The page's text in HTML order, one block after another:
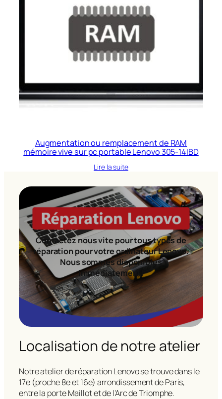
Augmentation ou remplacement de RAM
mémoire vive sur pc portable Lenovo 305-14IBD
Lire la suite
Contactez nous vite pour tous types de
réparation pour votre ordinateur Lenovo.
Nous sommes disponibles
immédiatement!
Localisation de notre atelier
Notre atelier de réparation Lenovo se trouve dans le
17e (proche 8e et 16e) arrondissement de Paris,
entre la porte Maillot et de l’Arc de Triomphe.